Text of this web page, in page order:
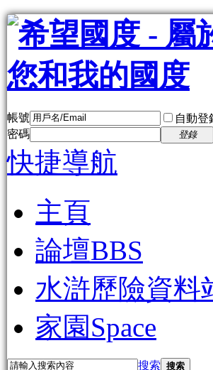
帳號 自動登
密碼
登錄
快捷導航
主頁
論壇BBS
水滸歷險資料
家園Space
搜索 搜索